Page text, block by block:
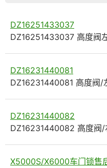
DZ16251433037
DZ16251433037 高度阀
DZ16231440081
DZ16231440081 高度阀
DZ16231440082
DZ16231440082 高度
X5000S/X6000车门锁售